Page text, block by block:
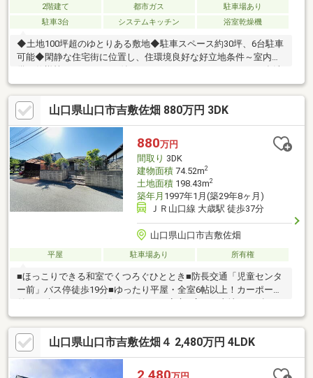
2階建て 都市ガス
駐車場あり
駐車3台
システムキッチン 浴室乾燥機
◆土地100坪超のゆとりある敷地◆駐車スペース約30坪、6台駐車
可能◆閑静な住宅街に位置し、住環境良好な好立地条件～室内設
器付きシステムキッチン/追い炊き・浴室換気乾燥暖房機付きバス
ルーム/シャンプードレッサー付き独立型洗面化粧台/温水洗浄便
座付きトイレ2箇所/差掛け/全居室収納/和室/バルコニー 等～ご
内見予約受付中～空室につき、室内ごゆっくりご覧いただけま
す。内外装リフォーム物件、是非一度ご覧ください。ご内見希望
等、まずはお気軽にお問合せ下さいませ。
山口県山口市吉敷佐畑 880万円 3DK
880万円
間取り 3DK
建物面積74.52m2
土地面積198.43m2
築年月 1997年1月(築29年8ヶ月)
ＪＲ山口線 大歳駅 徒歩37分
山口県山口市吉敷佐畑
平屋 駐車場あり 所有権
■ほっこりできる和室でくつろぐひととき■防長交通「児童センタ
ー前」バス停徒歩19分■ゆったり平屋・全室6帖以上！カーポート
付き戸建■カーポート付きで雨の日も安心■広めの土地198㎡超で
庭やガーデニングも可能☆1989年創業。山口県、福岡都市圏を中
心に「不動産の仲介、売買、管理、分譲住宅の企画・開発・販
売、リノベーション」等、住まいに関する全ての業務にワンスト
ップで対応☆「未来への架け橋」をモットーにお客様により良い
ご提案ができることをお約束します！不動産のことならエミアス
山口県山口市吉敷佐畑４ 2,480万円 4LDK